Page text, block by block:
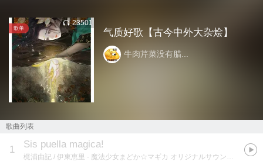
歌单
23501
气质好歌【古今中外大杂烩】
牛肉芹菜没有腊...
歌曲列表
1 Sis puella magica!
梶浦由記 / 伊東恵里 - 魔法少女まどか☆マギカ オリジナルサウンドトラックVol.1